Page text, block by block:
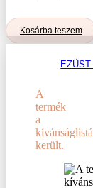
Kosárba teszem
A
termék
a
került.